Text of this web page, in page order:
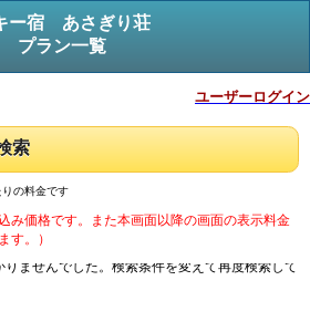
ー宿 あさぎり荘
プラン一覧
ユーザーログイン
索
の料金です
価格です。また本画面以降の画面の表示料金
す。）
りませんでした。検索条件を変えて再度検索して